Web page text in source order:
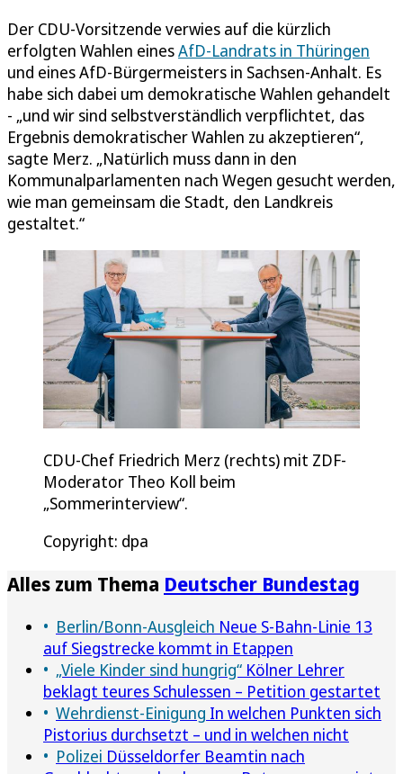
Der CDU-Vorsitzende verwies auf die kürzlich
erfolgten Wahlen einesAfD-Landrats in Thüringen
und eines AfD-Bürgermeisters in Sachsen-Anhalt. Es
habe sich dabei um demokratische Wahlen gehandelt
- „und wir sind selbstverständlich verpflichtet, das
Ergebnis demokratischer Wahlen zu akzeptieren“,
sagte Merz. „Natürlich muss dann in den
Kommunalparlamenten nach Wegen gesucht werden,
wie man gemeinsam die Stadt, den Landkreis
gestaltet.“
CDU-Chef Friedrich Merz (rechts) mit ZDF-
Moderator Theo Koll beim
„Sommerinterview“.
Copyright: dpa
Alles zum Thema Deutscher Bundestag
Berlin/Bonn-Ausgleich Neue S-Bahn-Linie 13
auf Siegstrecke kommt in Etappen
„Viele Kinder sind hungrig“ Kölner Lehrer
beklagt teures Schulessen – Petition gestartet
Wehrdienst-Einigung In welchen Punkten sich
Pistorius durchsetzt – und in welchen nicht
Polizei Düsseldorfer Beamtin nach